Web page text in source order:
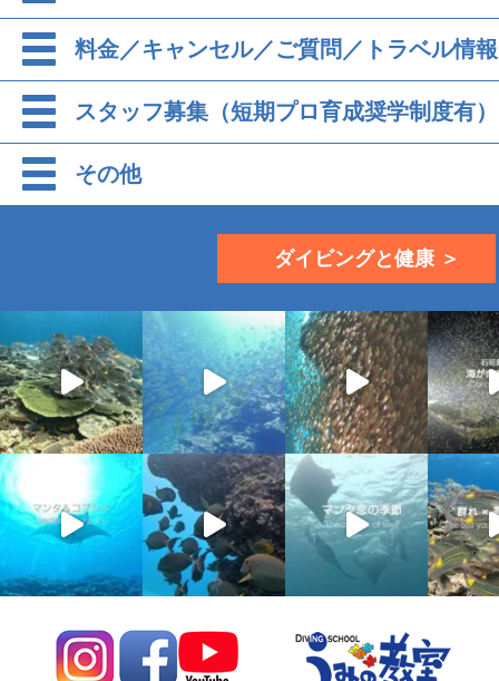
料金／キャンセル／ご質問／トラベル情報
スタッフ募集（短期プロ育成奨学制度有）
その他
ダイビングと健康 ＞